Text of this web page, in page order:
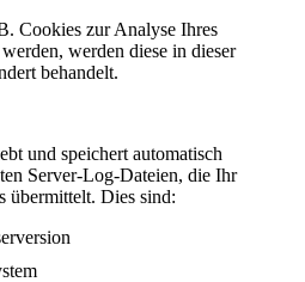
Cookies zur Analyse Ihres
werden diese in dieser
behandelt.
und speichert automatisch
Server-Log-Dateien, die Ihr
übermittelt. Dies sind: